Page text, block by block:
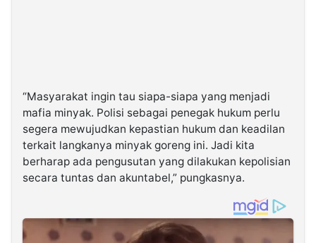
“Masyarakat ingin tau siapa-siapa yang menjadi
mafia minyak. Polisi sebagai penegak hukum perlu
segera mewujudkan kepastian hukum dan keadilan
terkait langkanya minyak goreng ini. Jadi kita
berharap ada pengusutan yang dilakukan kepolisian
secara tuntas dan akuntabel,” pungkasnya.